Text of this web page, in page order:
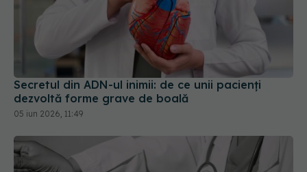
Secretul din ADN-ul inimii: de ce unii pacienți
dezvoltă forme grave de boală
05 iun 2026, 11:49